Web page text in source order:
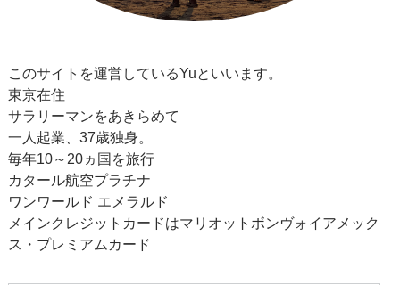
このサイトを運営しているYuといいます。
東京在住
サラリーマンをあきらめて
一人起業、37歳独身。
毎年10～20ヵ国を旅行
カタール航空プラチナ
ワンワールド エメラルド
メインクレジットカードはマリオットボンヴォイアメック
ス・プレミアムカード